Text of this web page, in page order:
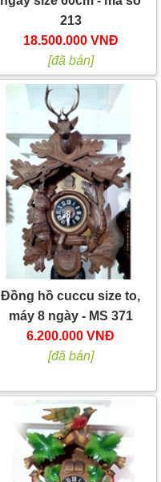
213
18.500.000 VNĐ
[đã bán]
Đồng hồ cuccu size to,
máy 8 ngày - MS 371
6.200.000 VNĐ
[đã bán]